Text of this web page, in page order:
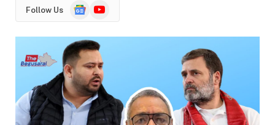
Follow Us
GoogleYouTube